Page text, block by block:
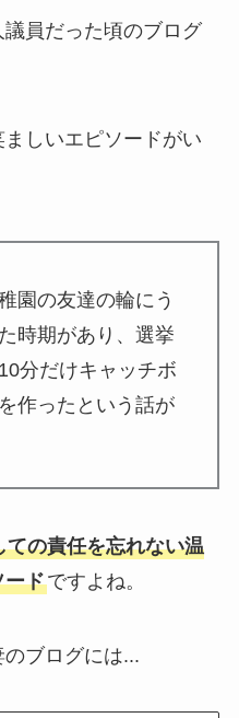
員だった頃のブログ
しいエピソードがい
園の友達の輪にう
時期があり、選挙
分だけキャッチボ
作ったという話が
ての責任を忘れない温
ードですよね。
ブログには...